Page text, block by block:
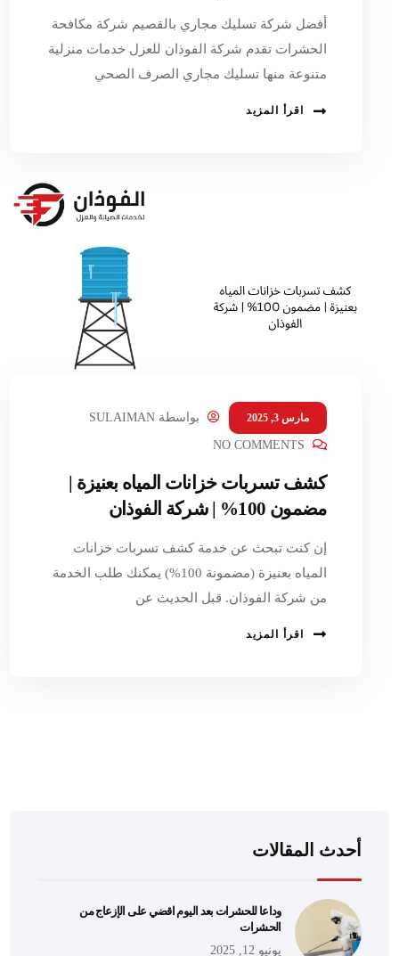
أفضل شركة تسليك مجاري بالقصيم شركة مكافحة
الحشرات تقدم شركة الفوذان للعزل خدمات منزلية
متنوعة منها تسليك مجاري الصرف الصحي
اقرأ المزيد
مارس 3, 2025 بواسطةSULAIMAN
NO COMMENTS
كشف تسربات خزانات المياه بعنيزة |
مضمون 100% | شركة الفوذان
إن كنت تبحث عن خدمة كشف تسربات خزانات
المياه بعنيزة (مضمونة 100%) يمكنك طلب الخدمة
من شركة الفوذان. قبل الحديث عن
اقرأ المزيد
أحدث المقالات
وداعا للحشرات بعد اليوم اقضي على الإزعاج من
الحشرات
يونيو 12, 2025